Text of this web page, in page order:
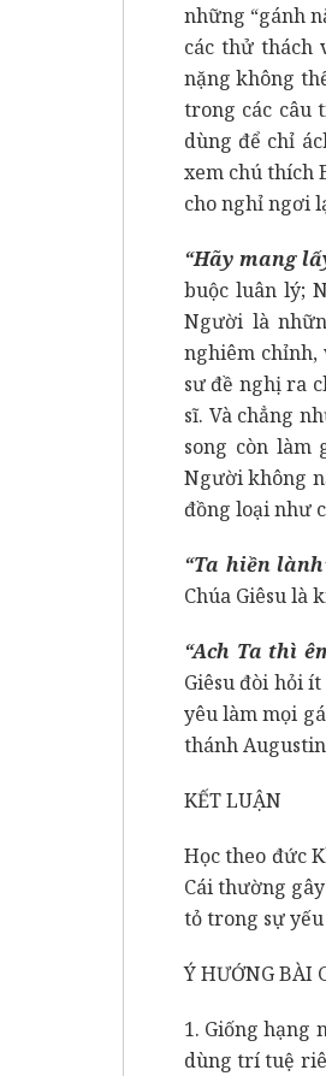
những “gánh
các thử thách
nặng không
trong các câu
dùng để chỉ
xem chú thích
cho nghỉ ngơi
“Hãy mang
buộc luân lý;
Người là
nghiêm chỉnh,
sư đề nghị ra
sĩ. Và chẳng
song còn làm
Người không
đồng loại như
“Ta hiền
Chúa Giêsu là
“Ach Ta thì
Giêsu đòi hỏi
yêu làm mọi
thánh
KẾT LUẬN
Học theo đức
Cái thường
tỏ trong sự
Ý HƯỚNG BÀI
1. Giống hạng
dùng trí tuệ